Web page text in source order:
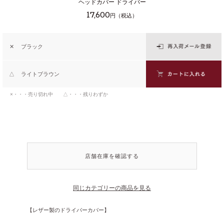
ヘッドカバー ドライバー
17,600円（税込）
✕ ブラック
△ ライトブラウン
×・・・売り切れ中 △・・・残りわずか
店舗在庫を確認する
同じカテゴリーの商品を見る
【レザー製のドライバーカバー】